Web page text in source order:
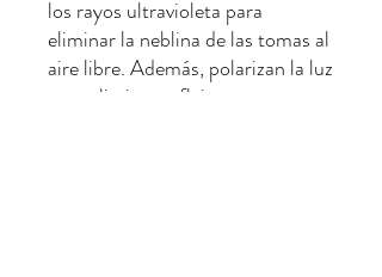
los rayos ultravioleta para
eliminar la neblina de las tomas al
aire libre. Además, polarizan la luz
para eliminar reflejos y aumentar